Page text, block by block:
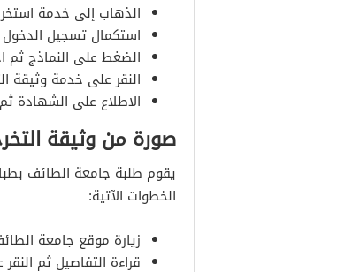
الذهاب إلى خدمة
استكمال تسجيل الدخول
الضغط على النماذج ثم
النقر على خدمة وثيقة
الاطلاع على الشهادة
صورة من وثيقة
الخطوات الآتية:
زيارة موقع جامعة
قراءة التفاصيل ثم